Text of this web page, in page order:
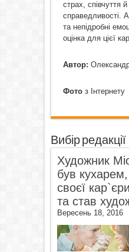
страх, співчуття
справедливості.
та непідробні
оцінка для цієї
Автор:
Фотоз Інтернету
Вибір редакції
Художник
був кухарем,
своєї
та став
Вересень 18, 2016